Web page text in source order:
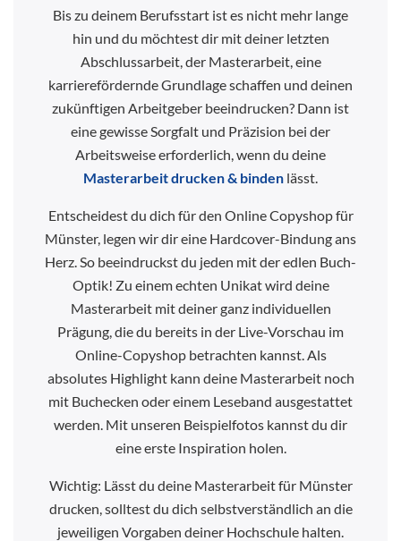
Bis zu deinem Berufsstart ist es nicht mehr lange
hin und du möchtest dir mit deiner letzten
Abschlussarbeit, der Masterarbeit, eine
karrierefördernde Grundlage schaffen und deinen
zukünftigen Arbeitgeber beeindrucken? Dann ist
eine gewisse Sorgfalt und Präzision bei der
Arbeitsweise erforderlich, wenn du deine
Masterarbeit drucken & binden lässt.
Entscheidest du dich für den Online Copyshop für
Münster, legen wir dir eine Hardcover-Bindung ans
Herz. So beeindruckst du jeden mit der edlen Buch-
Optik! Zu einem echten Unikat wird deine
Masterarbeit mit deiner ganz individuellen
Prägung, die du bereits in der Live-Vorschau im
Online-Copyshop betrachten kannst. Als
absolutes Highlight kann deine Masterarbeit noch
mit Buchecken oder einem Leseband ausgestattet
werden. Mit unseren Beispielfotos kannst du dir
eine erste Inspiration holen.
Wichtig: Lässt du deine Masterarbeit für Münster
drucken, solltest du dich selbstverständlich an die
jeweiligen Vorgaben deiner Hochschule halten.